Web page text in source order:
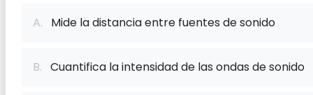
A. Mide la distancia entre fuentes de sonido
B. Cuantifica la intensidad de las ondas de sonido